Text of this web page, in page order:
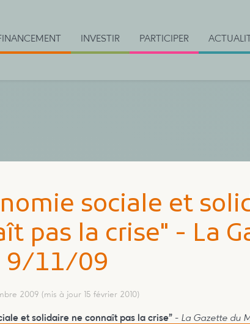
INVESTIR PARTICIPER
sociale et
pas la crise" - La
9/11/09
2009 (mis à jour 15 février 2010)
et solidaire ne connaît pas la crise" - La Gazette du